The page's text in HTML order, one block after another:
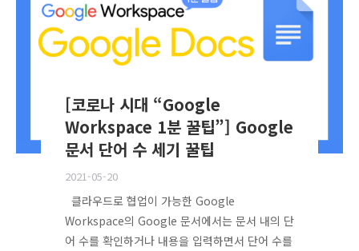
[코로나 시대 “Google
Workspace 1분 꿀팁”] Google
문서 단어 수 세기 꿀팁
2021-05-20
클라우드로 협업이 가능한 Google
Workspace의 Google 문서에서는 문서 내의 단
어 수를 확인하거나 내용을 입력하면서 단어 수를